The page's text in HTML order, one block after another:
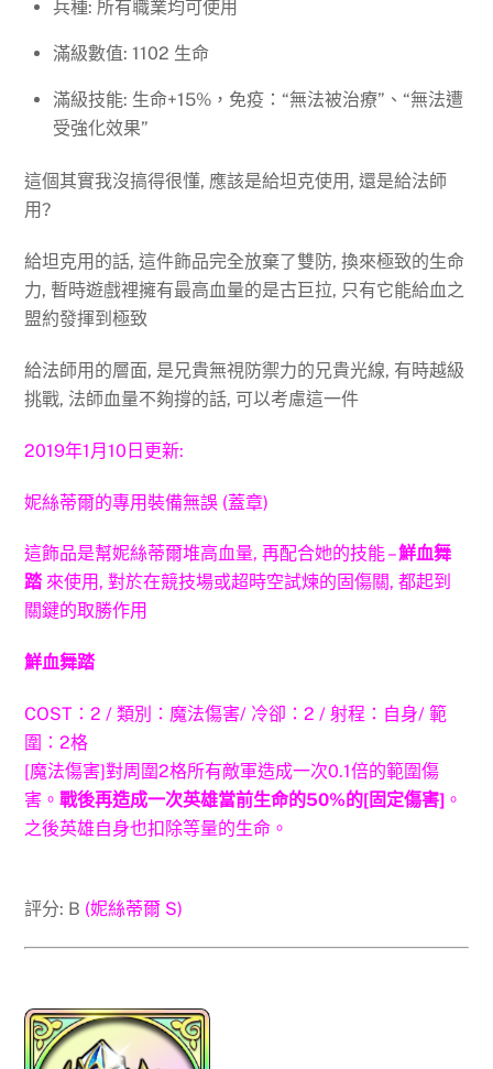
兵種: 所有職業均可使用
滿級數值: 1102 生命
滿級技能: 生命+15%，免疫：“無法被治療”、“無法遭
受強化效果”
這個其實我沒搞得很懂, 應該是給坦克使用, 還是給法師
用?
給坦克用的話, 這件飾品完全放棄了雙防, 換來極致的生命
力, 暫時遊戲裡擁有最高血量的是古巨拉, 只有它能給血之
盟約發揮到極致
給法師用的層面, 是兄貴無視防禦力的兄貴光線, 有時越級
挑戰, 法師血量不夠撐的話, 可以考慮這一件
2019年1月10日更新:
妮絲蒂爾的專用裝備無誤 (蓋章)
這飾品是幫妮絲蒂爾堆高血量, 再配合她的技能 –鮮血舞
踏 來使用, 對於在競技場或超時空試煉的固傷關, 都起到
關鍵的取勝作用
鮮血舞踏
COST：2 / 類別：魔法傷害/ 冷卻：2 / 射程：自身/ 範
圍：2格
[魔法傷害]對周圍2格所有敵軍造成一次0.1倍的範圍傷
害。戰後再造成一次英雄當前生命的50%的[固定傷害] 。
之後英雄自身也扣除等量的生命。
評分: B (妮絲蒂爾 S)